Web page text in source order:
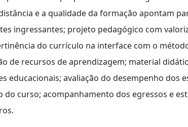
e a qualidade da formação apontam
ingressantes; projeto pedagógico com
do currículo na interface com o
de recursos de aprendizagem; material
educacionais; avaliação do desempenho dos
curso; acompanhamento dos egressos e